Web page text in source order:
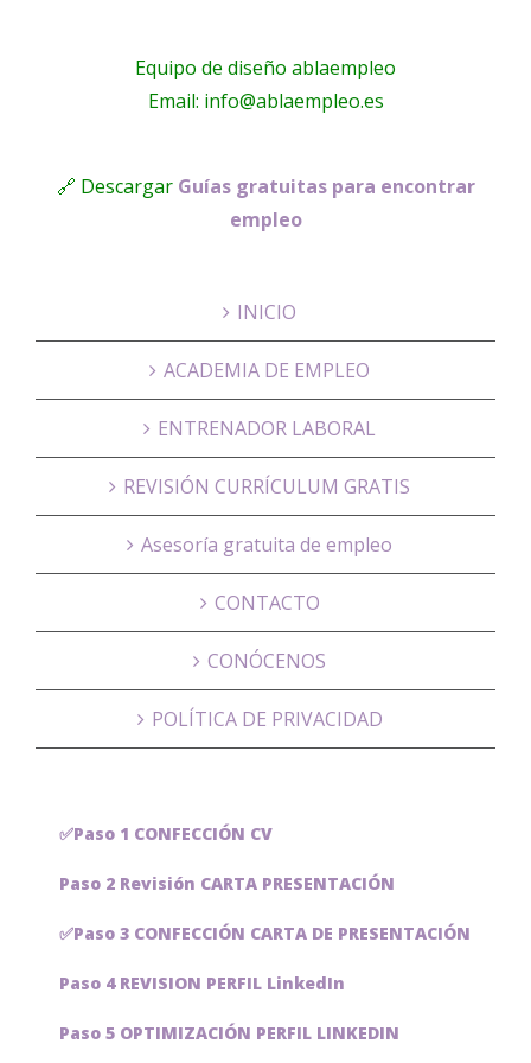
Equipo de diseño ablaempleo
Email: info@ablaempleo.es
🔗 Descargar Guías gratuitas para encontrar
empleo
INICIO
ACADEMIA DE EMPLEO
ENTRENADOR LABORAL
REVISIÓN CURRÍCULUM GRATIS
Asesoría gratuita de empleo
CONTACTO
CONÓCENOS
POLÍTICA DE PRIVACIDAD
✅Paso 1 CONFECCIÓN CV
Paso 2 Revisión CARTA PRESENTACIÓN
✅Paso 3 CONFECCIÓN CARTA DE PRESENTACIÓN
Paso 4 REVISION PERFIL LinkedIn
Paso 5 OPTIMIZACIÓN PERFIL LINKEDIN